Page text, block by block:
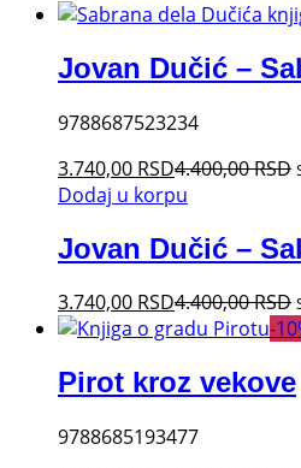
Jovan Dučić –
9788687523234
3.740,00 RSD4.400,00RSD
Dodaj u korpu
Jovan Dučić –
3.740,00 RSD4.400,00RSD
-10
Pirot kroz vekove
9788685193477